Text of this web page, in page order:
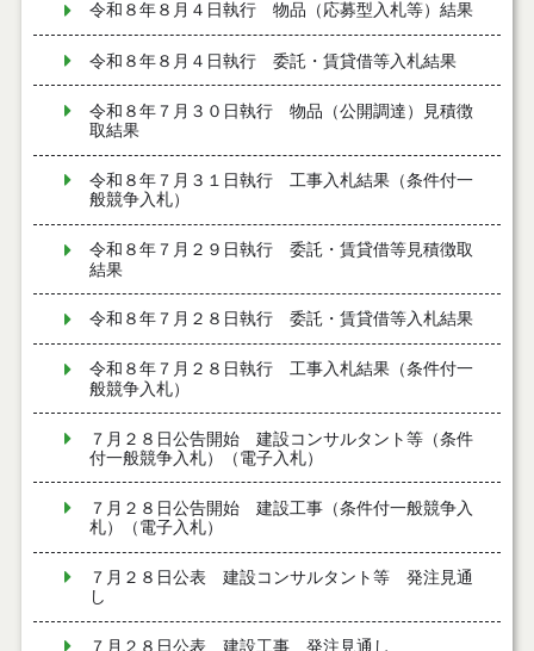
令和８年８月４日執行 物品（応募型入札等）結果
令和８年８月４日執行 委託・賃貸借等入札結果
令和８年７月３０日執行 物品（公開調達）見積徴
取結果
令和８年７月３１日執行 工事入札結果（条件付一
般競争入札）
令和８年７月２９日執行 委託・賃貸借等見積徴取
結果
令和８年７月２８日執行 委託・賃貸借等入札結果
令和８年７月２８日執行 工事入札結果（条件付一
般競争入札）
７月２８日公告開始 建設コンサルタント等（条件
付一般競争入札）（電子入札）
７月２８日公告開始 建設工事（条件付一般競争入
札）（電子入札）
７月２８日公表 建設コンサルタント等 発注見通
し
７月２８日公表 建設工事 発注見通し